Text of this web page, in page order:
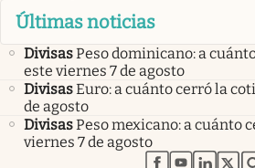
Últimas noticias
DivisasPeso dominicano: a
este viernes 7 de agosto
DivisasEuro: a cuánto cerró la
de agosto
DivisasPeso mexicano: a cuánto
viernes 7 de agosto
abre en nueva
abre en
abre